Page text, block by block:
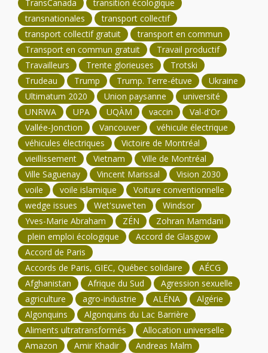
TransCanada
transition écologique
transnationales
transport collectif
transport collectif gratuit
transport en commun
Transport en commun gratuit
Travail productif
Travailleurs
Trente glorieuses
Trotski
Trudeau
Trump Trump. Terre-étuve
Ukraine
Ultimatum 2020
Union paysanne
université
UNRWA
UPA UQÀM vaccin
Val-d'Or
Vallée-Jonction
Vancouver
véhicule électrique
véhicules électriques
Victoire de Montréal
vieillissement
Vietnam
Ville de Montréal
Ville Saguenay
Vincent Marissal
Vision 2030
voile
voile islamique
Voiture conventionnelle
wedge issues
Wet'suwe'ten
Windsor
Yves-Marie Abraham
ZÉN
Zohran Mamdani
plein emploi écologique
Accord de Glasgow
Accord de Paris
Accords de Paris, GIEC, Québec solidaire
AÉCG
Afghanistan
Afrique du Sud
Agression sexuelle
agriculture
agro-industrie ALÉNA
Algérie
Algonquins
Algonquins du Lac Barrière
Aliments ultratransformés
Allocation universelle
Amazon
Amir Khadir
Andreas Malm